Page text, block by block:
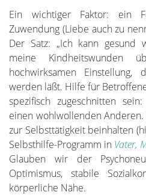
Ein wichtiger Faktor: ein
Zuwendung (Liebe auch zu
Der Satz: „Ich kann gesund
meine Kindheitswunden
hochwirksamen Einstellung,
werden läßt. Hilfe für
spezifisch zugeschnitten
einen wohlwollenden
zur Selbsttätigkeit beinhalten
Selbsthilfe-Programm in Vater,
Glauben wir der
Optimismus, stabile
körperliche Nähe.